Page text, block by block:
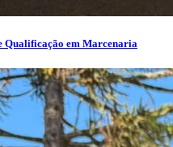
Qualificação em Marcenaria